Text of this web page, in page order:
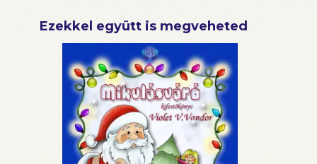
Ezekkel együtt is megveheted